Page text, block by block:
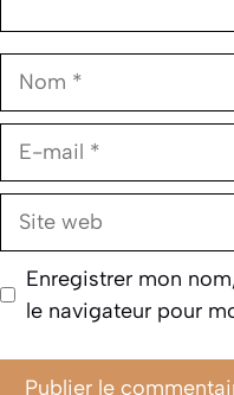
Nom
E-
Site
Enregistrer mon
le navigateur pour